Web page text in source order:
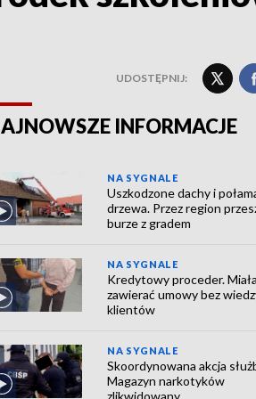
UDOSTĘPNIJ:
INFORMACJE
NA SYGNALE
Uszkodzone dachy i
drzewa. Przez region
burze z gradem
NA SYGNALE
Kredytowy proceder. Miała
zawierać umowy bez
klientów
NA SYGNALE
Skoordynowana akcja
Magazyn narkotyków
zlikwidowany